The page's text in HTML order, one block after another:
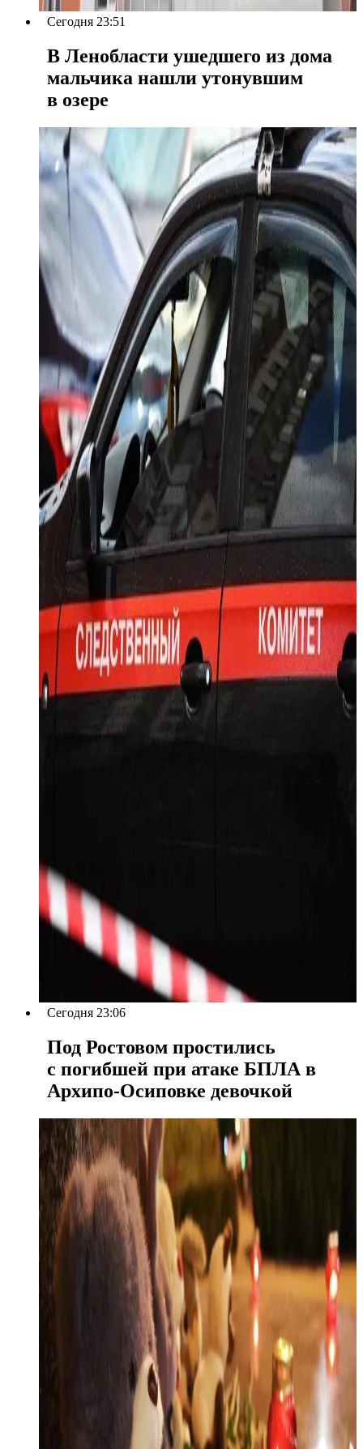
Сегодня 23:51
В Ленобласти ушедшего из дома
мальчика нашли утонувшим
в озере
Сегодня 23:06
Под Ростовом простились
с погибшей при атаке БПЛА в
Архипо-Осиповке девочкой